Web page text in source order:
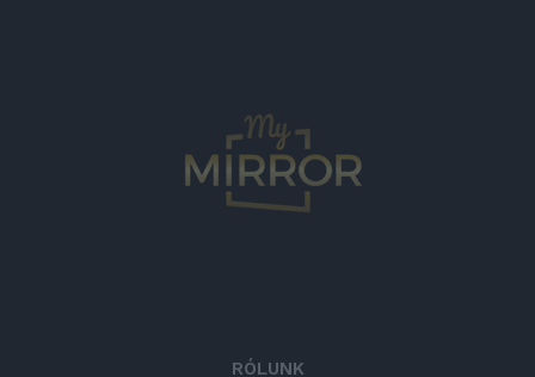
RÓLUNK